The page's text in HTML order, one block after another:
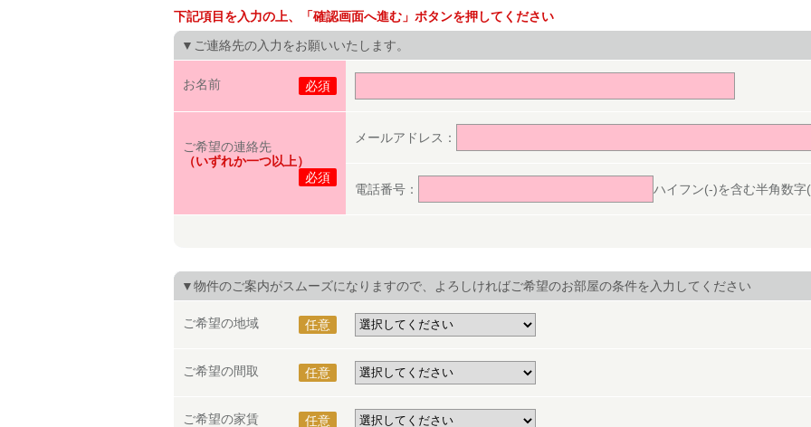
下記項目を入力の上、「確認画面へ進む」ボタンを押してください
▼ご連絡先の入力をお願いいたします。
お名前 必須
ご希望の連絡先
（いずれか一つ以上）
必須
メールアドレス：
電話番号： ハイフン(-)を含む半角数
▼物件のご案内がスムーズになりますので、よろしければご希望のお部屋の条件を入力してください
ご希望の地域 任意
ご希望の間取 任意
ご希望の家賃 任意